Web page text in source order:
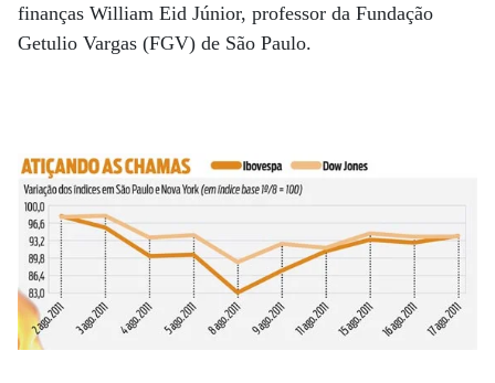
finanças William Eid Júnior, professor da Fundação
Getulio Vargas (FGV) de São Paulo.